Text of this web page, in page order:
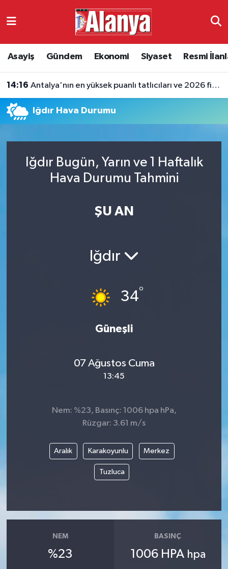
Asayiş Gündem Ekonomi Siyaset Resmi
14:16 Antalya'nın en yüksek puanlı tatlıcıları ve 2026 fiyatları
Iğdır Hava Durumu
Iğdır Bugün, Yarın ve 1 Haftalık
Hava Durumu Tahmini
ŞU AN
Iğdır
34°
Güneşli
07 Ağustos Cuma
13:45
Nem: %23, Basınç: 1006 hpa hPa,
Rüzgar: 3.61 m/s
Aralık Karakoyunlu Merkez
Tuzluca
NEM
%23
BASINÇ
1006 HPA hpa
Ekonomi
Siyaset
Resmi İlanlar
Alanyaspor
Antalya Namaz Vakitleri
Antalya Trafik Yoğunluk Haritası
Süper Lig Puan Durumu ve Fikstür
Tüm Manşetler